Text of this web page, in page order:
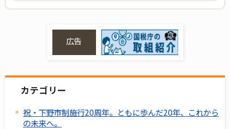
広告
カテゴリー
祝・下野市制施行20周年。ともに歩んだ20年、これから
の未来へ。